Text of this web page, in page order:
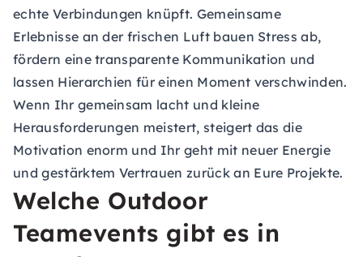
echte Verbindungen knüpft. Gemeinsame
Erlebnisse an der frischen Luft bauen Stress ab,
fördern eine transparente Kommunikation und
lassen Hierarchien für einen Moment verschwinden.
Wenn Ihr gemeinsam lacht und kleine
Herausforderungen meistert, steigert das die
Motivation enorm und Ihr geht mit neuer Energie
und gestärktem Vertrauen zurück an Eure Projekte.
Welche Outdoor
Teamevents gibt es in